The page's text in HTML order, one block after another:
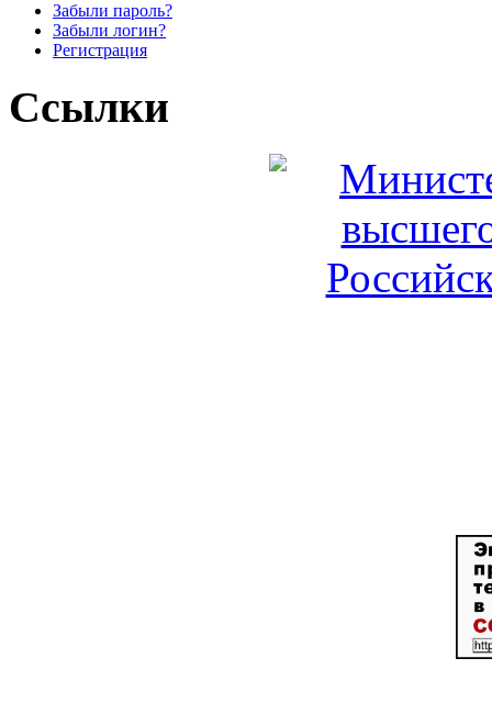
Забыли пароль?
Забыли логин?
Регистрация
Ссылки